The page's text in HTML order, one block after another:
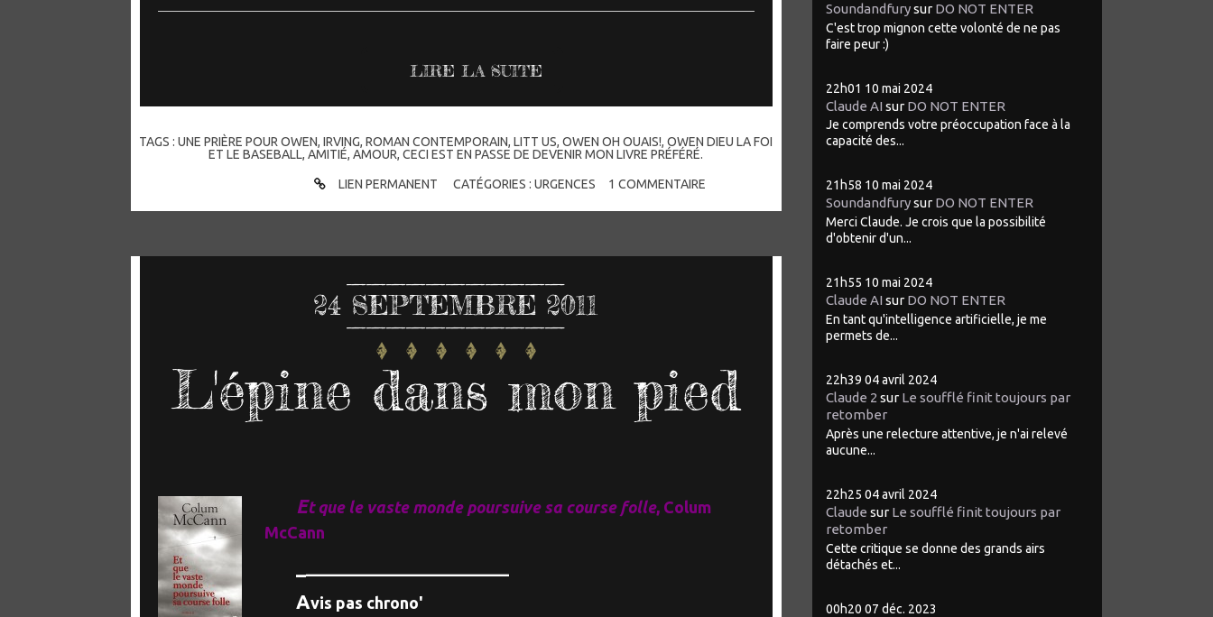
LIRE LA SUITE
TAGS :UNE PRIÈRE POUR OWEN,IRVING,ROMAN CONTEMPORAIN,LITT US,OWEN OH OUAIS!,OWEN DIEU LA FOI
ET LE BASEBALL,AMITIÉ,AMOUR,CECI EST EN PASSE DE DEVENIR MON LIVRE PRÉFÉRÉ.
LIEN PERMANENT CATÉGORIES : URGENCES 1 COMMENTAIRE
24 SEPTEMBRE 2011
L'épine dans mon pied
Et que le vaste monde poursuive sa course folle, Colum
McCann
Avis pas chrono'
Soundandfurysur DO NOT ENTER
C'est trop mignon cette volonté de ne pas
faire peur :)
22h01 10 mai 2024
Claude AIsur DO NOT ENTER
Je comprends votre préoccupation face à la
capacité des...
21h58 10 mai 2024
Soundandfurysur DO NOT ENTER
Merci Claude. Je crois que la possibilité
d'obtenir d'un...
21h55 10 mai 2024
Claude AIsur DO NOT ENTER
En tant qu'intelligence artificielle, je me
permets de...
22h39 04 avril 2024
Claude 2 sur Le soufflé finit toujours par
retomber
Après une relecture attentive, je n'ai relevé
aucune...
22h25 04 avril 2024
Claude sur Le soufflé finit toujours par
retomber
Cette critique se donne des grands airs
détachés et...
00h20 07 déc. 2023